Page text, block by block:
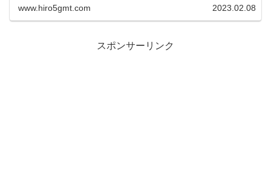
www.hiro5gmt.com 2023.02.08
スポンサーリンク